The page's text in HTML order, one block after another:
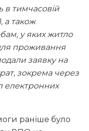
в тимчасовій
а також
у яких житло
проживання
заявку на
зокрема через
електронних
раніше було